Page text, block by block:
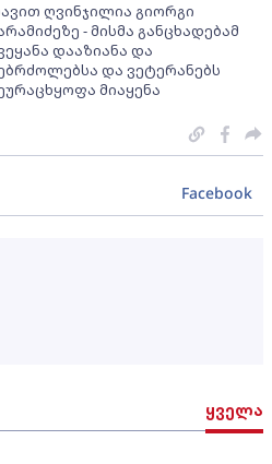
ღვინჯილია გიორგი
- მისმა განცხადებამ
დააზიანა და
და ვეტერანებს
მიაყენა
ყველა
Facebook